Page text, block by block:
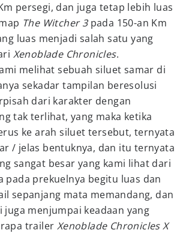
persegi, dan juga tetap lebih luas
The Witcher 3pada 150-an Km
luas menjadi salah satu yang
Xenoblade Chronicles.
melihat sebuah siluet samar di
sekadar tampilan beresolusi
dari karakter dengan
tak terlihat, yang maka ketika
ke arah siluet tersebut, ternyata
/ jelas bentuknya, dan itu ternyata
sangat besar yang kami lihat dari
pada prekuelnya begitu luas dan
sepanjang mata memandang, dan
juga menjumpai keadaan yang
trailer Xenoblade Chronicles X